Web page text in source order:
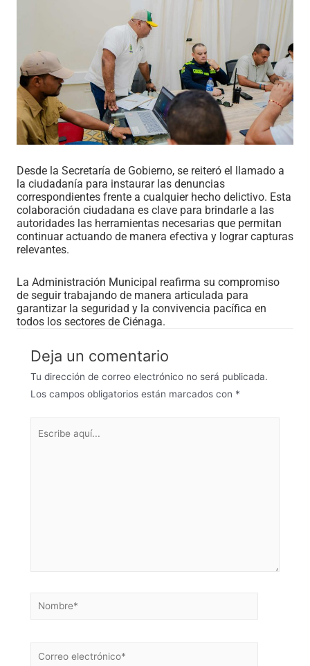
Desde la Secretaría de Gobierno, se reiteró el llamado a
la ciudadanía para instaurar las denuncias
correspondientes frente a cualquier hecho delictivo. Esta
colaboración ciudadana es clave para brindarle a las
autoridades las herramientas necesarias que permitan
continuar actuando de manera efectiva y lograr capturas
relevantes.
La Administración Municipal reafirma su compromiso
de seguir trabajando de manera articulada para
garantizar la seguridad y la convivencia pacífica en
todos los sectores de Ciénaga.
Deja un comentario
Tu dirección de correo electrónico no será publicada.
Los campos obligatorios están marcados con *